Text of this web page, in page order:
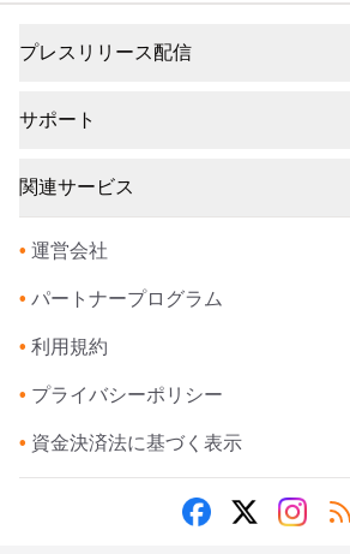
プレスリリース配信
サポート
関連サービス
• 運営会社
• パートナープログラム
• 利用規約
• プライバシーポリシー
• 資金決済法に基づく表示